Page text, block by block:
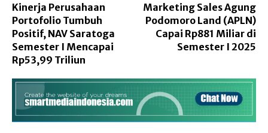
Kinerja Perusahaan
Portofolio Tumbuh
Positif, NAV Saratoga
Semester I Mencapai
Rp53,99 Triliun
Marketing Sales Agung
Podomoro Land (APLN)
Capai Rp881 Miliar di
Semester I 2025